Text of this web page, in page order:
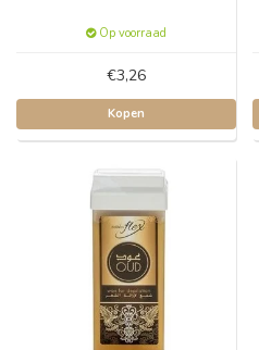
Op voorraad
€3,26
Kopen